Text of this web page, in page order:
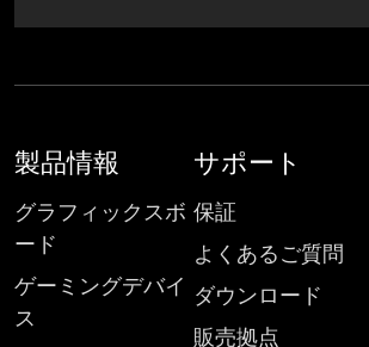
製品情報
グラフィックスボ
ード
ゲーミングデバイ
ス
サポート
保証
よくあるご質問
ダウンロード
販売拠点